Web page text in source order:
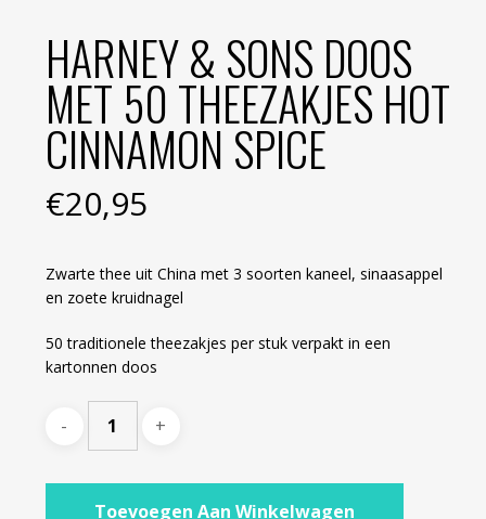
HARNEY & SONS DOOS
MET 50 THEEZAKJES HOT
CINNAMON SPICE
€20,95
Zwarte thee uit China met 3 soorten kaneel, sinaasappel
en zoete kruidnagel
50 traditionele theezakjes per stuk verpakt in een
kartonnen doos
Toevoegen Aan Winkelwagen